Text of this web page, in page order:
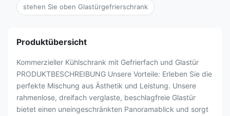
stehen Sie oben Glastürgefrierschrank
Produktübersicht
Kommerzieller Kühlschrank mit Gefrierfach und Glastür
PRODUKTBESCHREIBUNG Unsere Vorteile: Erleben Sie die
perfekte Mischung aus Ästhetik und Leistung. Unsere
rahmenlose, dreifach verglaste, beschlagfreie Glastür
bietet einen uneingeschränkten Panoramablick und sorgt